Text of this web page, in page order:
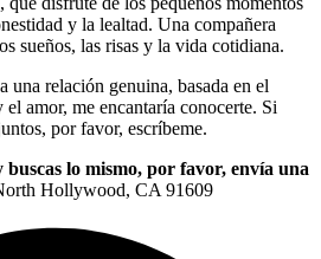
y la lealtad. Una compañera
sueños, las risas y la vida cotidiana.
una relación genuina, basada en el
amor, me encantaría conocerte. Si
por favor, escríbeme.
buscas lo mismo, por favor, envía una
Hollywood, CA 91609